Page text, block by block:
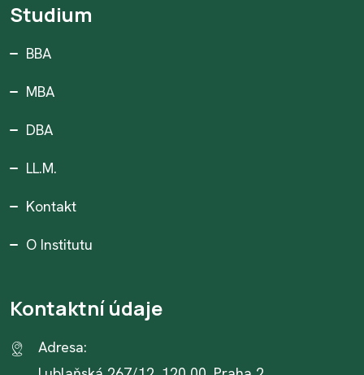
Studium
BBA
MBA
DBA
LL.M.
Kontakt
O Institutu
Kontaktní údaje
Adresa: